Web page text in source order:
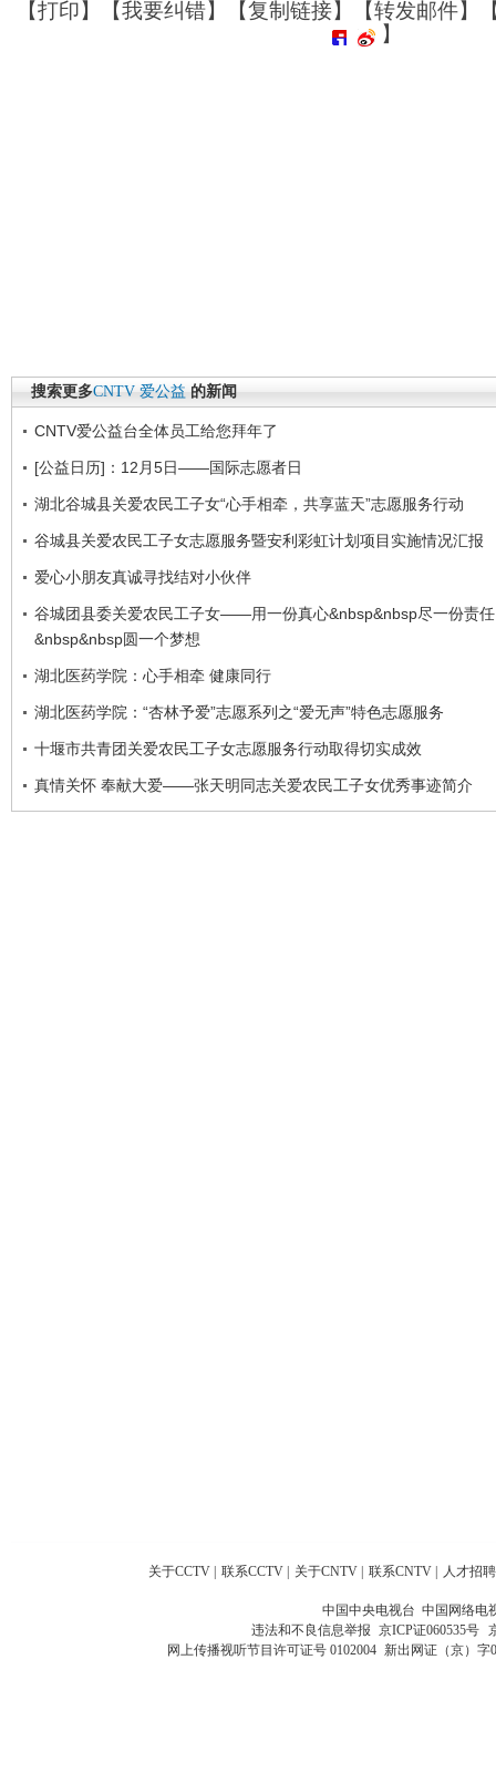
【打印】【我要纠错】【复制链接】【转发邮件】
】
搜索更多CNTV 爱公益 的新闻
CNTV爱公益台全体员工给您拜年了
[公益日历]：12月5日——国际志愿者日
湖北谷城县关爱农民工子女“心手相牵，共享蓝天”志愿服务行动
谷城县关爱农民工子女志愿服务暨安利彩虹计划项目实施情况汇报
爱心小朋友真诚寻找结对小伙伴
谷城团县委关爱农民工子女——用一份真心&nbsp&nbsp尽一份责任
&nbsp&nbsp圆一个梦想
湖北医药学院：心手相牵 健康同行
湖北医药学院：“杏林予爱”志愿系列之“爱无声”特色志愿服务
十堰市共青团关爱农民工子女志愿服务行动取得切实成效
真情关怀 奉献大爱——张天明同志关爱农民工子女优秀事迹简介
关于CCTV 联系CCTV 关于CNTV 联系CNTV 人才招聘
中国中央电视台 中国网络电
违法和不良信息举报 京ICP证060535号
网上传播视听节目许可证号 0102004 新出网证（京）